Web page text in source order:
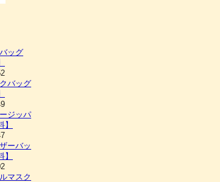
ッグ
バッグ
ジッパ
ーバッ
マスク